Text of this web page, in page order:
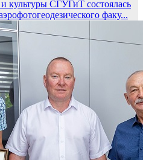
культуры СГУГиТ состоялась
факу...